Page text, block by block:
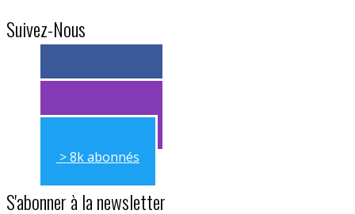
Suivez-Nous
> 11k abonnés
> 11k abonnés
> 8k abonnés
S'abonner à la newsletter